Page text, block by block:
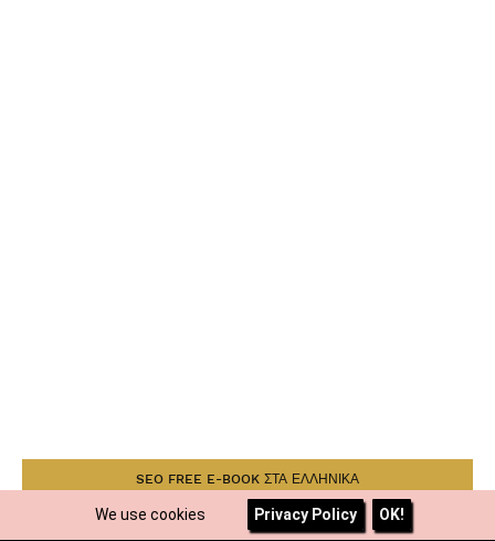
SEO FREE E-BOOK ΣΤΑ ΕΛΛΗΝΙΚΑ
We use cookies Privacy Policy OK!